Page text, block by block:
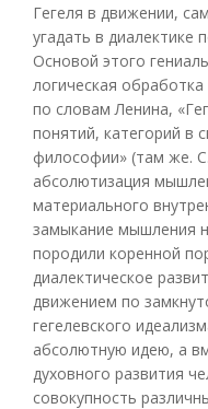
Гегеля в движении,
угадать в диалектике
Основой этого
логическая
по словам Ленина,
понятий, категорий в
философии» (там же.
абсолютизация
материального
замыкание мышления
породили коренной
диалектическое
движением по
гегелевского
абсолютную идею, а
духовного развития
совокупность